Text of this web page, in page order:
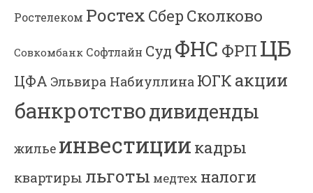
Ростелеком Ростех Сбер Сколково
Совкомбанк Софтлайн Суд ФНС ФРП ЦБ
ЦФА Эльвира Набиуллина ЮГК акции
банкротстводивиденды
жилье инвестиции кадры
квартиры льготы медтех налоги